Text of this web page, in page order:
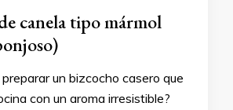
canela tipo mármol
un bizcocho casero que
con un aroma irresistible?